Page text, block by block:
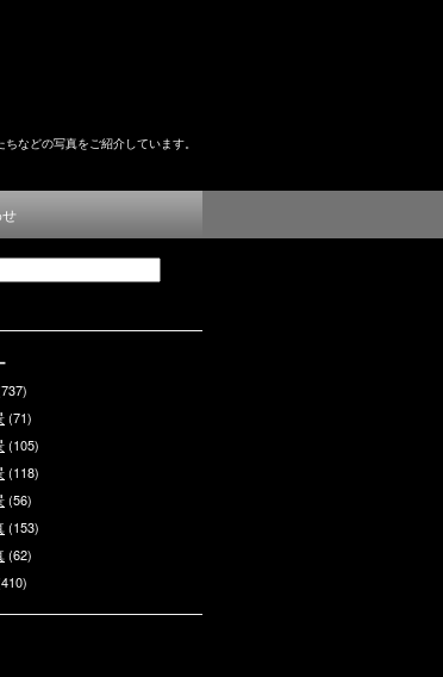
などの写真をご紹介しています。
(71)
(105)
(118)
(56)
(153)
(62)